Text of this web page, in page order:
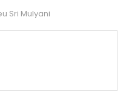
Sri Mulyani